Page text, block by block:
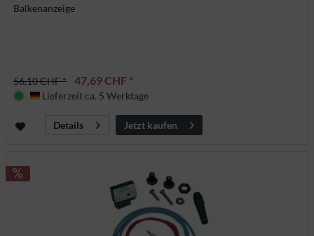
Balkenanzeige
56,10 CHF * 47,69 CHF *
Deutschland
Lieferzeit ca. 5 Werktage
Details Jetzt kaufen